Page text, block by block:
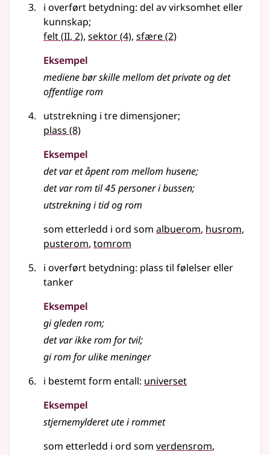
i overført betydning: del av virksomheteller
kunnskap;
felt(2
II, 2), sektor(4), sfære(2)
Eksempel
mediene bør skille mellom det private og det
offentligerom
utstrekning i tre dimensjoner;
plass (8)
Eksempel
det var et åpentrom mellom husene;
det varrom til 45 personer i bussen;
utstrekning i tid ogrom
som etterledd i ord som albuerom husrom
pusterom tomrom
i overført betydning: plass til følelser eller
tanker
Eksempel
gi gledenrom;
det var ikkerom for tvil;
girom for ulike meninger
i bestemt form entall: universet
Eksempel
stjernemylderet ute irommet
som etterledd i ord som verdensrom